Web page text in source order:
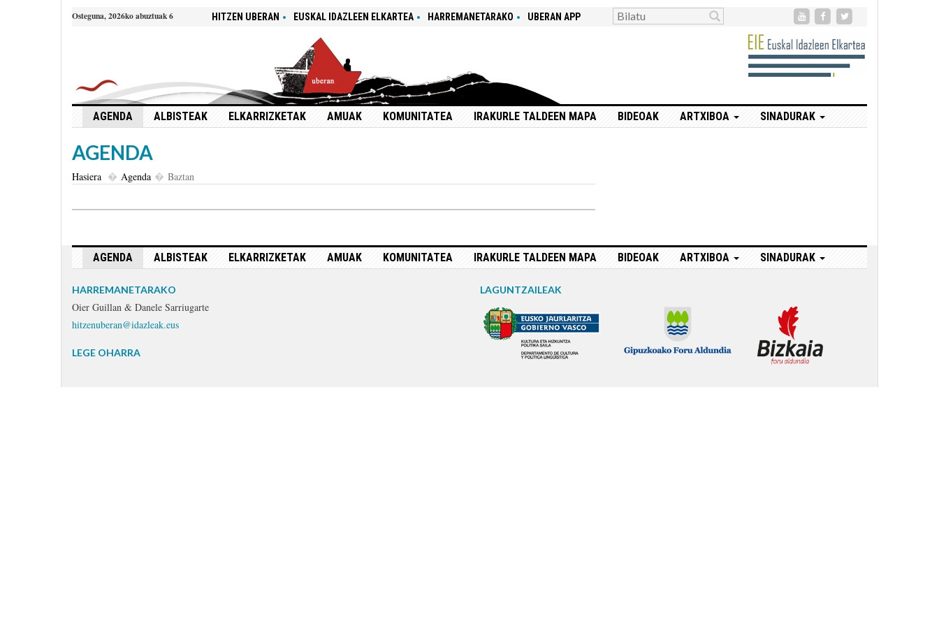
Osteguna, 2026ko abuztuak 6 HITZEN UBERAN EUSKAL IDAZLEEN ELKARTEA HARREMANETARAKO UBERAN APP
AGENDA ALBISTEAK ELKARRIZKETAK AMUAK KOMUNITATEA IRAKURLE TALDEEN MAPA BIDEOAK ARTXIBOA SINADURAK
AGENDA
Hasiera Agenda Baztan
AGENDA ALBISTEAK ELKARRIZKETAK AMUAK KOMUNITATEA IRAKURLE TALDEEN MAPA BIDEOAK ARTXIBOA SINADURAK
HARREMANETARAKO
Oier Guillan & Danele Sarriugarte
hitzenuberan@idazleak.eus
LEGE OHARRA
LAGUNTZAILEAK